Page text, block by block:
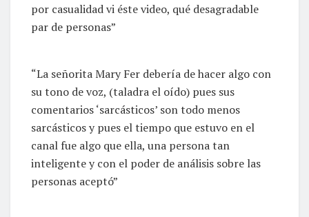
por casualidad vi éste video, qué desagradable
par de personas”
“La señorita Mary Fer debería de hacer algo con
su tono de voz, (taladra el oído) pues sus
comentarios ‘sarcásticos’ son todo menos
sarcásticos y pues el tiempo que estuvo en el
canal fue algo que ella, una persona tan
inteligente y con el poder de análisis sobre las
personas aceptó”